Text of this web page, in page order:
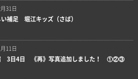
31日
補足 堀江キッズ（さば）
11日
3日4日 《再》写真追加しました！ ①②③